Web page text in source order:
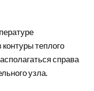
теплого
справа
узла.